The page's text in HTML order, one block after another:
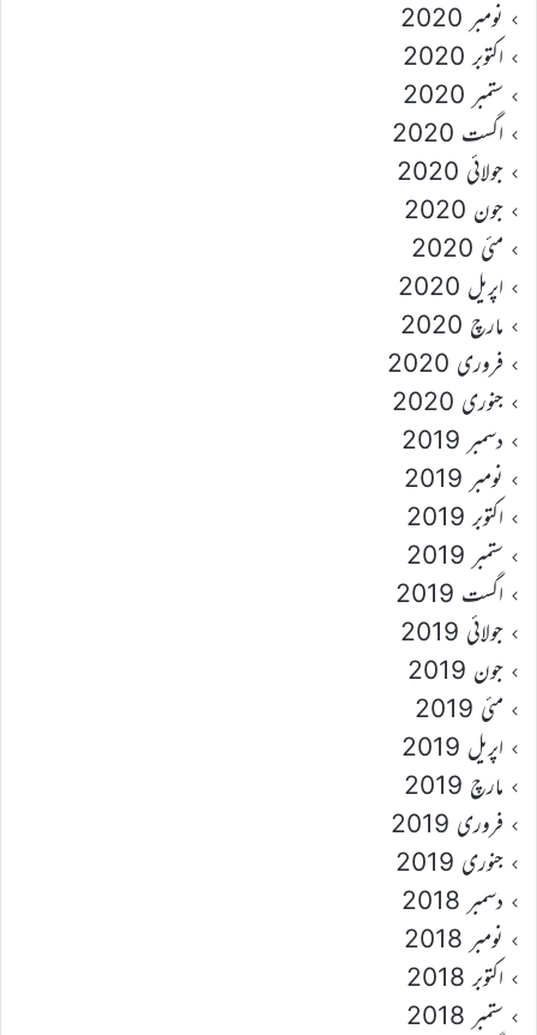
نومبر 2020
اکتوبر 2020
ستمبر 2020
اگست 2020
جولائی 2020
جون 2020
مئی 2020
اپریل 2020
مارچ 2020
فروری 2020
جنوری 2020
دسمبر 2019
نومبر 2019
اکتوبر 2019
ستمبر 2019
اگست 2019
جولائی 2019
جون 2019
مئی 2019
اپریل 2019
مارچ 2019
فروری 2019
جنوری 2019
دسمبر 2018
نومبر 2018
اکتوبر 2018
ستمبر 2018